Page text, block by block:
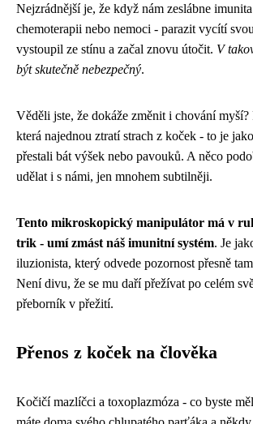
Nejzrádnější je, že když nám zeslábne
chemoterapii nebo nemoci - parazit vycítí
vystoupil ze stínu a začal znovu útočit. V
být skutečně nebezpečný.
Věděli jste, že dokáže změnit i chování myší?
která najednou ztratí strach z koček - to je
přestali bát výšek nebo pavouků. A něco
udělat i s námi, jen mnohem subtilněji.
Tento mikroskopický manipulátor má v
trik - umí zmást náš imunitní systém. Je
iluzionista, který odvede pozornost přesně
Není divu, že se mu daří přežívat po celém
přeborník v přežití.
Přenos z koček na člověka
Kočičí mazlíčci a toxoplazmóza - co byste